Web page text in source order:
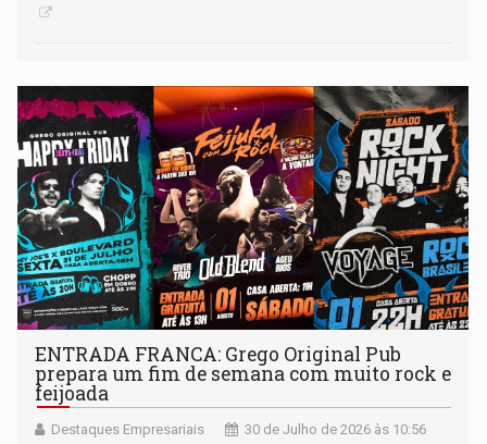
ENTRADA FRANCA: Grego Original Pub
prepara um fim de semana com muito rock e
feijoada
Destaques Empresariais 30 de Julho de 2026 às 10:56